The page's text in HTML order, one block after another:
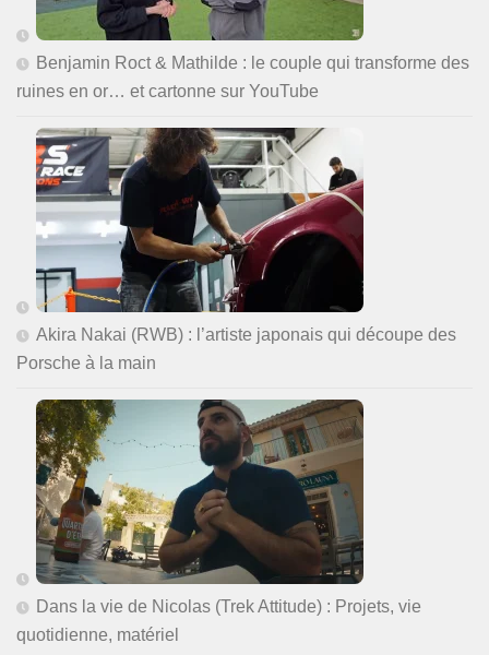
Benjamin Roct & Mathilde : le couple qui transforme des
ruines en or… et cartonne sur YouTube
Akira Nakai (RWB) : l’artiste japonais qui découpe des
Porsche à la main
Dans la vie de Nicolas (Trek Attitude) : Projets, vie
quotidienne, matériel